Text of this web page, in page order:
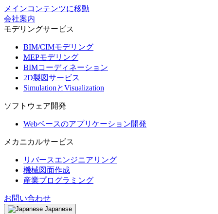
メインコンテンツに移動
会社案内
モデリングサービス
BIM/CIMモデリング
MEPモデリング
BIMコーディネーション
2D製図サービス
SimulationとVisualization
ソフトウェア開発
Webベースのアプリケーション開発
メカニカルサービス
リバースエンジニアリング
機械図面作成
産業プログラミング
お問い合わせ
Japanese